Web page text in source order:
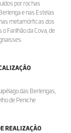
por rochas
e nas Estelas
metamórficas dos
Farilhão da Cova, de
das Berlengas,
de Peniche
REALIZAÇÃO